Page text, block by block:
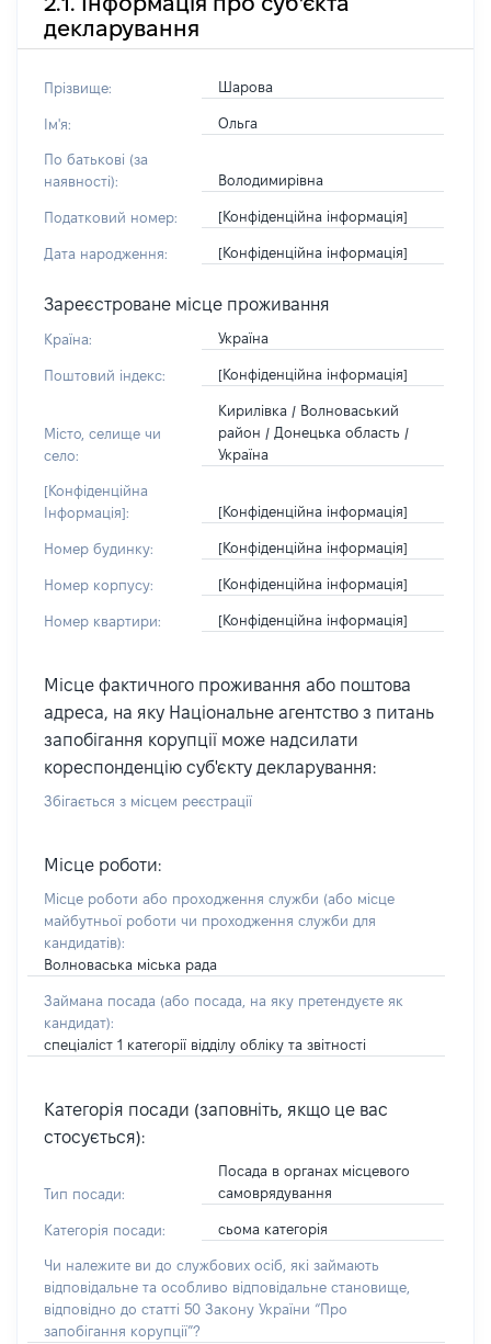
декларування
Прізвище: Шарова
Ім'я: Ольга
По батькові (за
наявності):
Володимирівна
Податковий номер: [Конфіденційна інформація]
Дата народження: [Конфіденційна інформація]
Зареєстроване місце проживання
Країна: Україна
Поштовий індекс: [Конфіденційна інформація]
Місто, селище чи
село:
Кирилівка / Волноваський
район / Донецька область /
Україна
[Конфіденційна
Інформація]:
[Конфіденційна інформація]
Номер будинку: [Конфіденційна інформація]
Номер корпусу: [Конфіденційна інформація]
Номер квартири: [Конфіденційна інформація]
Місце фактичного проживання або поштова
адреса, на яку Національне агентство з питань
запобігання корупції може надсилати
кореспонденцію суб'єкту декларування:
Збігається з місцем реєстрації
Місце роботи:
Місце роботи або проходження служби (або місце
майбутньої роботи чи проходження служби для
кандидатів):
Волноваська міська рада
Займана посада (або посада, на яку претендуєте як
кандидат):
спеціаліст 1 категорії відділу обліку та звітності
Категорія посади (заповніть, якщо це вас
стосується):
Тип посади:
Посада в органах місцевого
самоврядування
Категорія посади: сьома категорія
Чи належите ви до службових осіб, які займають
відповідальне та особливо відповідальне становище,
відповідно до статті 50 Закону України “Про
запобігання корупції”?